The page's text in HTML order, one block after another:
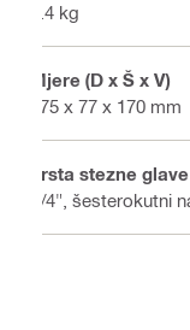
1.4 kg
Mjere (D x Š x V)
275 x 77 x 170 mm
Vrsta stezne glave
1/4", šesterokutni